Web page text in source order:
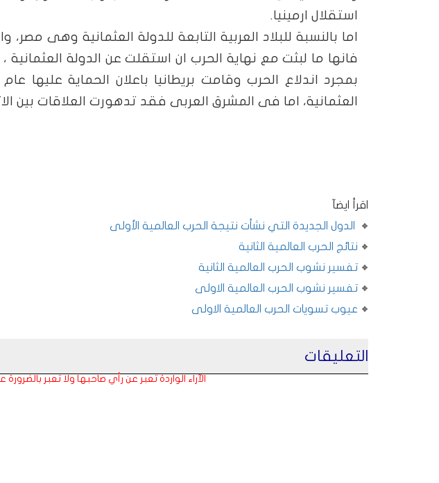
استقلال ارمينيا.
اما بالنسبة للبلاد العربية التابعة للدولة العثمانية وهى مصر،
فانها ما لبثت مع نهاية الحرب ان استقلت عن الدولة
العثمانية، اما فى المشرق العربى فقد تدهورت العلاقات بين
اقرأ ايضآ
الدول الجديدة التي نشأت نتيجة الحرب العالمية الأولى
نتائج الحرب العالمية الثانية
تفسير نشوب الحرب العالمية الثانية
تفسير نشوب الحرب العالمية الاولى
عيوب تسويات الحرب العالمية الاولى
التعليقات
الآراء الواردة تعبر عن رأي صاحبها ولا تعبر